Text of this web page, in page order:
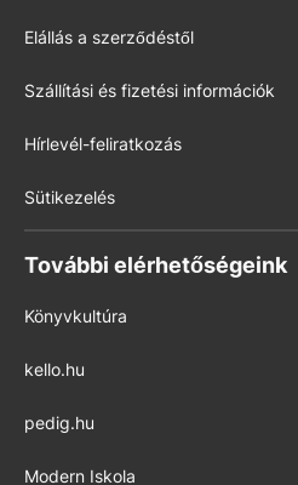
Elállás a szerződéstől
Szállítási és fizetési információk
Hírlevél-feliratkozás
Sütikezelés
További elérhetőségeink
Könyvkultúra
kello.hu
pedig.hu
Modern Iskola